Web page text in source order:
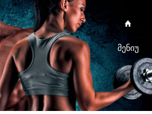
მენიუ